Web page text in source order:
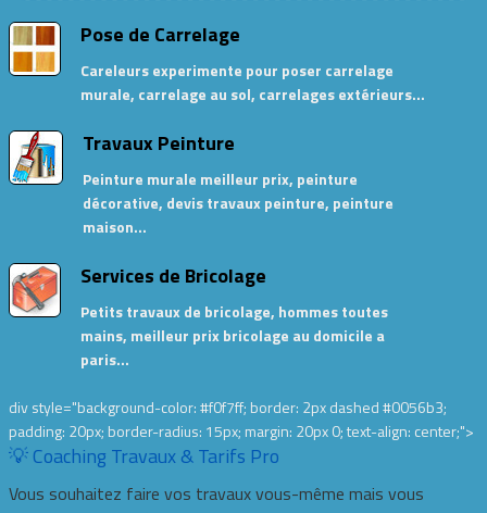
Pose de Carrelage
Careleurs experimente pour poser carrelage
murale, carrelage au sol, carrelages extérieurs…
Travaux Peinture
Peinture murale meilleur prix, peinture
décorative, devis travaux peinture, peinture
maison…
Services de Bricolage
Petits travaux de bricolage, hommes toutes
mains, meilleur prix bricolage au domicile a
paris…
div style="background-color: #f0f7ff; border: 2px dashed #0056b3;
padding: 20px; border-radius: 15px; margin: 20px 0; text-align: center;">
💡 Coaching Travaux & Tarifs Pro
Vous souhaitez faire vos travaux vous-même mais vous